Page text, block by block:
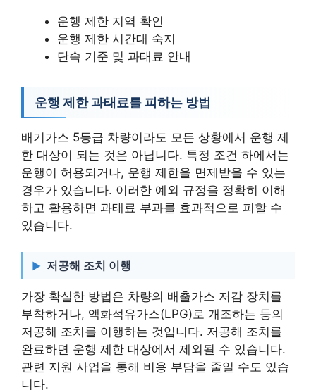
운행 제한 지역 확인
운행 제한 시간대 숙지
단속 기준 및 과태료 안내
운행 제한 과태료를 피하는 방법
배기가스 5등급 차량이라도 모든 상황에서 운행 제
한 대상이 되는 것은 아닙니다. 특정 조건 하에서는
운행이 허용되거나, 운행 제한을 면제받을 수 있는
경우가 있습니다. 이러한 예외 규정을 정확히 이해
하고 활용하면 과태료 부과를 효과적으로 피할 수
있습니다.
저공해 조치 이행
가장 확실한 방법은 차량의 배출가스 저감 장치를
부착하거나, 액화석유가스(LPG)로 개조하는 등의
저공해 조치를 이행하는 것입니다. 저공해 조치를
완료하면 운행 제한 대상에서 제외될 수 있습니다.
관련 지원 사업을 통해 비용 부담을 줄일 수도 있습
니다.